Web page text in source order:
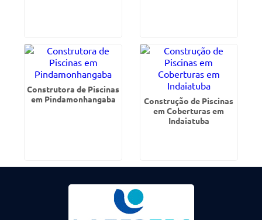
Construtora de Piscinas
em Pindamonhangaba
Construção de Piscinas
em Coberturas em
Indaiatuba